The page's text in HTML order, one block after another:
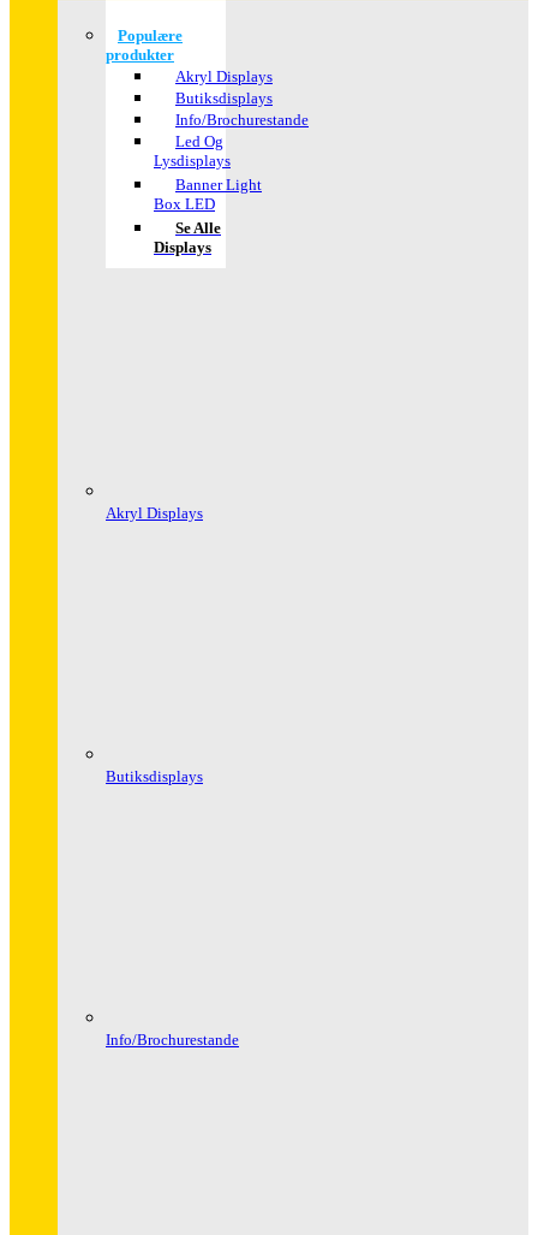
Populære
produkter
Akryl Displays
Butiksdisplays
Info/Brochurestande
Led Og
Lysdisplays
Banner Light
Box LED
Se Alle
Displays
Akryl Displays
Butiksdisplays
Info/Brochurestande